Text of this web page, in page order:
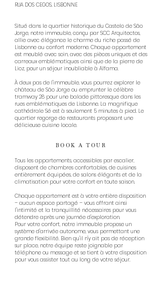
BOOK A TOUR
RUA DOS CEGOS, LISBONNE
Situé dans le quartier historique du Castelo de São
Jorge, notre immeuble, conçu par SCC Arquitectos,
allie avec élégance le charme du riche passé de
Lisbonne au confort moderne. Chaque appartement
est meublé avec soin, avec des pièces uniques et des
carreaux emblématiques ainsi que de la pierre de
Lioz, pour un séjour inoubliable à Alfama.
À deux pas de l'immeuble, vous pourrez explorer le
château de São Jorge ou emprunter le célèbre
tramway 28 pour une balade pittoresque dans les
rues emblématiques de Lisbonne. La magnifique
cathédrale Sé est à seulement 5 minutes à pied. Le
quartier regorge de restaurants proposant une
délicieuse cuisine locale.
Tous les appartements, accessibles par escalier,
disposent de chambres confortables, de cuisines
entièrement équipées, de salons élégants et de la
climatisation pour votre confort en toute saison.
Chaque appartement est à votre entière disposition
– aucun espace partagé – vous offrant ainsi
l'intimité et la tranquillité nécessaires pour vous
détendre après une journée d'exploration.
Pour votre confort, notre immeuble propose un
système d'arrivée autonome, vous permettant une
grande flexibilité. Bien qu'il n'y ait pas de réception
sur place, notre équipe reste joignable par
téléphone ou message et se tient à votre disposition
pour vous assister tout au long de votre séjour.